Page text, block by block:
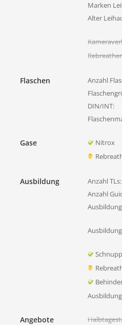
Marken
Alter
Flaschen Anzahl
DIN/INT:
Gase Nitrox
Ausbildung Anzahl TLs:
Anzahl
Angebote